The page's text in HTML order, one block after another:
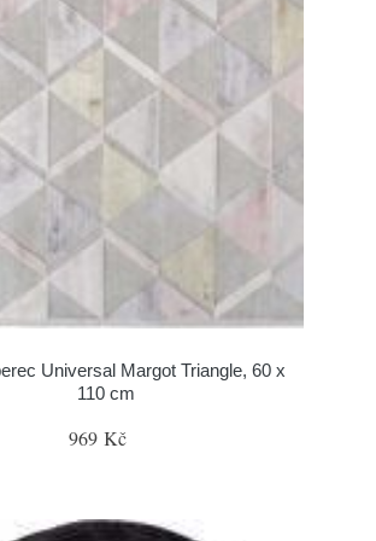
Universal Margot Triangle, 60 x
110 cm
969 Kč